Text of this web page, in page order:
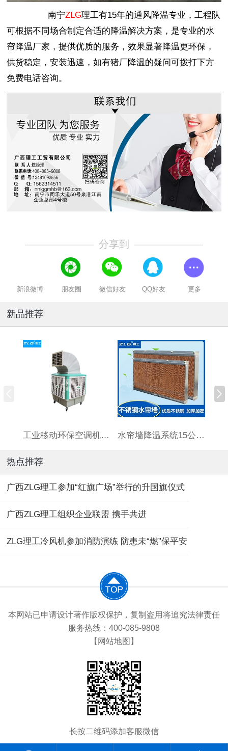
南宁ZLG理工有15年的通风降温专业，工程队
可根据不同场合制定合适的降温解决方案，是专业的水
帘降温厂家，提供优质的服务，效果显著降温更环保，
供货稳定，安装迅速，如有猪厂降温的疑问可拨打下方
免费电话咨询。
分享到
新浪微博 朋友圈 微信好友 QQ好友 更多
新品推荐
工业移动环保空调机HBCS180连体水箱 水帘墙降温系统15公分厚标准7090订制湿帘墙养殖场大棚铝合金
热点推荐
广西ZLG理工参加“红旗广场”举行的升国旗仪式
广西ZLG理工组织企业联盟 携手共进
ZLG理工冷风机参加消防演练 防患未“燃”保平安
本网站已申请设计著作版权保护，复制盗用将追究法律责任
服务热线：400-085-9808
【网站地图】
长按二维码添加客服微信